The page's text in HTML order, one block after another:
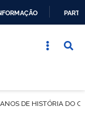
DE HISTÓRIA DO